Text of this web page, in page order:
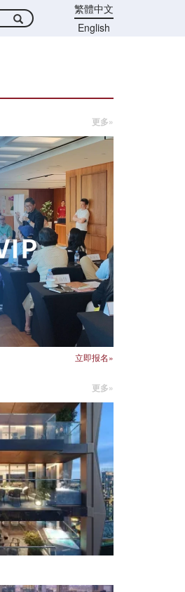
繁體中文
English
更多»
立即报名»
更多»